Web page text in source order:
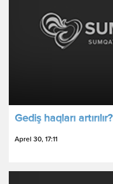
Gediş haqları artırılır?
Aprel 30, 17:11